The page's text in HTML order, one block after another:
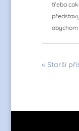
třeba
abychom
« Starší